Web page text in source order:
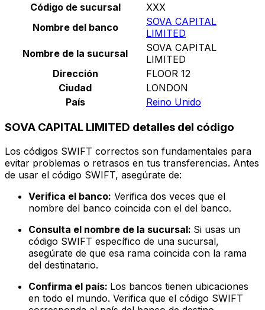
Código de sucursal
XXX
Nombre del banco
SOVA CAPITAL
LIMITED
Nombre de la sucursal
SOVA CAPITAL
LIMITED
Dirección
FLOOR 12
Ciudad
LONDON
País
Reino Unido
SOVA CAPITAL LIMITED detalles del código
Los códigos SWIFT correctos son fundamentales para
evitar problemas o retrasos en tus transferencias. Antes
de usar el código SWIFT, asegúrate de:
Verifica el banco: Verifica dos veces que el
nombre del banco coincida con el del banco.
Consulta el nombre de la sucursal: Si usas un
código SWIFT específico de una sucursal,
asegúrate de que esa rama coincida con la rama
del destinatario.
Confirma el país: Los bancos tienen ubicaciones
en todo el mundo. Verifica que el código SWIFT